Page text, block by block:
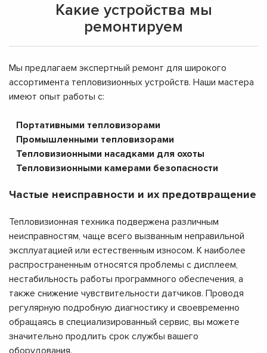
Какие устройства мы
ремонтируем
Мы предлагаем экспертный ремонт для широкого
ассортимента тепловизионных устройств. Наши мастера
имеют опыт работы с:
Портативными тепловизорами
Промышленными тепловизорами
Тепловизионными насадками для охоты
Тепловизионными камерами безопасности
Частые неисправности и их предотвращение
Тепловизионная техника подвержена различным
неисправностям, чаще всего вызванным неправильной
эксплуатацией или естественным износом. К наиболее
распространенным относятся проблемы с дисплеем,
нестабильность работы программного обеспечения, а
также снижение чувствительности датчиков. Проводя
регулярную подробную диагностику и своевременно
обращаясь в специализированный сервис, вы можете
значительно продлить срок службы вашего
оборудования.